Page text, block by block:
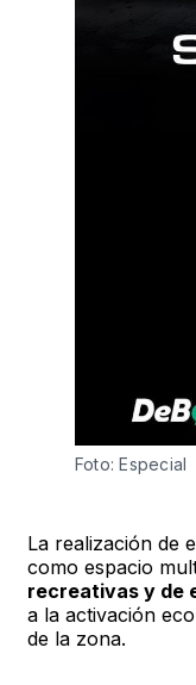
Foto: Especial
La realización de
como espacio
recreativas y de
a la activación
de la zona.